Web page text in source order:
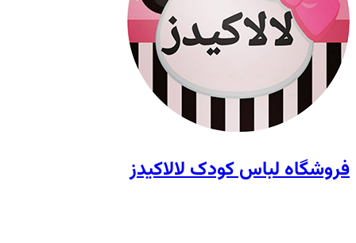
فروشگاه لباس کودک لالاکیدز